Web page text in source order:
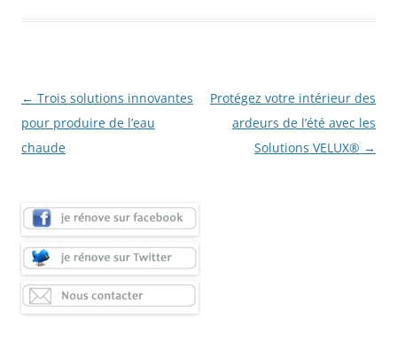
Navigation
des
articles
← Trois solutions innovantes
pour produire de l’eau
chaude
Protégez votre intérieur des
ardeurs de l’été avec les
Solutions VELUX® →